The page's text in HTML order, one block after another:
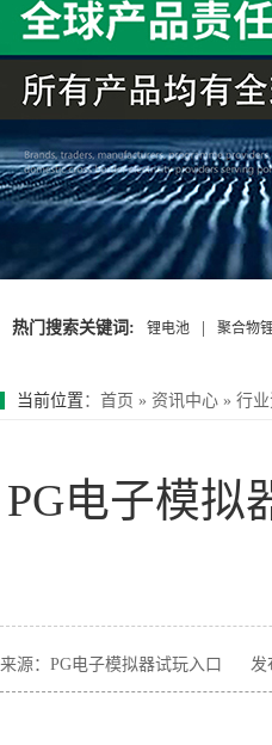
动力镍氢电池
常规镍氢电池
热门搜索关键词: 锂电池 聚合物
当前位置 ： 首页 » 资讯中心 » 行
PG电子模拟
来源：PG电子模拟器试玩入口 发